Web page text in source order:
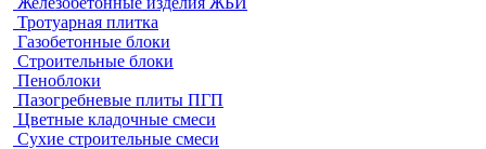
Тротуарная плитка
Газобетонные блоки
Строительные блоки
Пеноблоки
Пазогребневые плиты ПГП
Цветные кладочные смеси
Сухие строительные смеси